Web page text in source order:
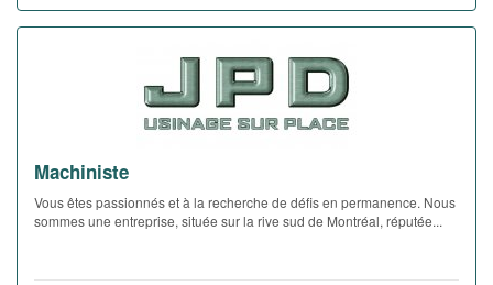
Machiniste
Vous êtes passionnés et à la recherche de défis en permanence. Nous
sommes une entreprise, située sur la rive sud de Montréal, réputée...